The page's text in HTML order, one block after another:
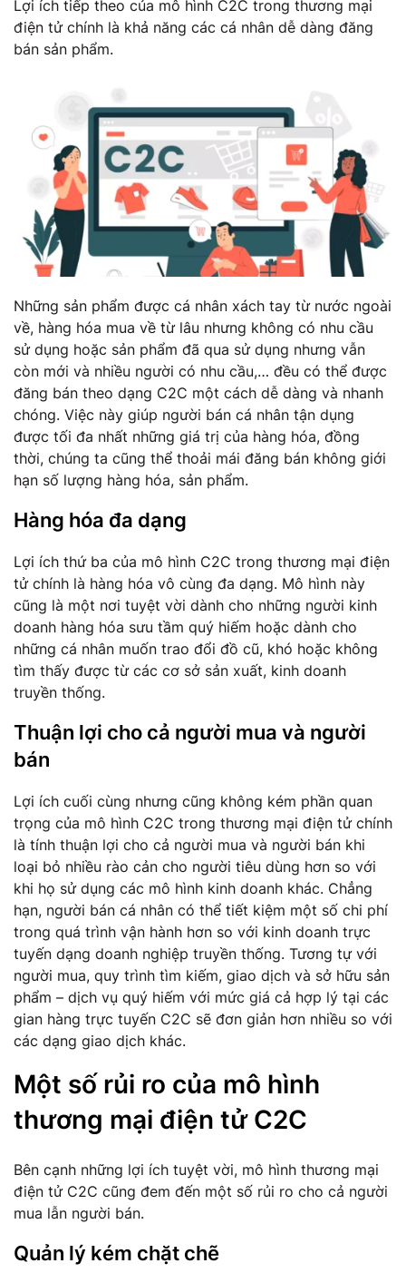
Lợi ích tiếp theo của mô hình C2C trong thương mại
điện tử chính là khả năng các cá nhân dễ dàng đăng
bán sản phẩm.
Những sản phẩm được cá nhân xách tay từ nước ngoài
về, hàng hóa mua về từ lâu nhưng không có nhu cầu
sử dụng hoặc sản phẩm đã qua sử dụng nhưng vẫn
còn mới và nhiều người có nhu cầu,… đều có thể được
đăng bán theo dạng C2C một cách dễ dàng và nhanh
chóng. Việc này giúp người bán cá nhân tận dụng
được tối đa nhất những giá trị của hàng hóa, đồng
thời, chúng ta cũng thể thoải mái đăng bán không giới
hạn số lượng hàng hóa, sản phẩm.
Hàng hóa đa dạng
Lợi ích thứ ba của mô hình C2C trong thương mại điện
tử chính là hàng hóa vô cùng đa dạng. Mô hình này
cũng là một nơi tuyệt vời dành cho những người kinh
doanh hàng hóa sưu tầm quý hiếm hoặc dành cho
những cá nhân muốn trao đổi đồ cũ, khó hoặc không
tìm thấy được từ các cơ sở sản xuất, kinh doanh
truyền thống.
Thuận lợi cho cả người mua và người
bán
Lợi ích cuối cùng nhưng cũng không kém phần quan
trọng của mô hình C2C trong thương mại điện tử chính
là tính thuận lợi cho cả người mua và người bán khi
loại bỏ nhiều rào cản cho người tiêu dùng hơn so với
khi họ sử dụng các mô hình kinh doanh khác. Chẳng
hạn, người bán cá nhân có thể tiết kiệm một số chi phí
trong quá trình vận hành hơn so với kinh doanh trực
tuyến dạng doanh nghiệp truyền thống. Tương tự với
người mua, quy trình tìm kiếm, giao dịch và sở hữu sản
phẩm – dịch vụ quý hiếm với mức giá cả hợp lý tại các
gian hàng trực tuyến C2C sẽ đơn giản hơn nhiều so với
các dạng giao dịch khác.
Một số rủi ro của mô hình
thương mại điện tử C2C
Bên cạnh những lợi ích tuyệt vời, mô hình thương mại
điện tử C2C cũng đem đến một số rủi ro cho cả người
mua lẫn người bán.
Quản lý kém chặt chẽ